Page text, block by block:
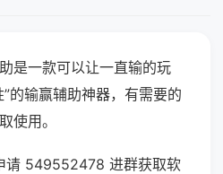
是一款可以让一直输的玩
的输赢辅助神器，有需要的
使用。
请 549552478 进群获取软